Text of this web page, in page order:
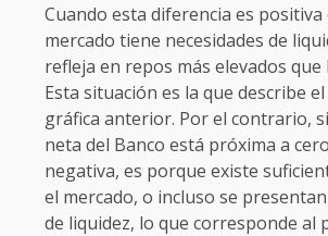
Cuando esta diferencia es
mercado tiene necesidades de
refleja en repos más elevados que
Esta situación es la que describe
gráfica anterior. Por el contrario,
neta del Banco está próxima a
negativa, es porque existe
el mercado, o incluso se
de liquidez, lo que corresponde al